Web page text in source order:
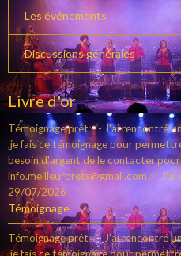
Les événements
Discussions générales
Livre d'or
Témoignage prêt✅- J'ai rencontré
,je fais ce témoignage pour
besoin d'argent de le contacter
info.meilleurprets@gmail.com ✅.J'ai
29/07/2026
Témoignage
Témoignage prêt✅- J'ai rencontré